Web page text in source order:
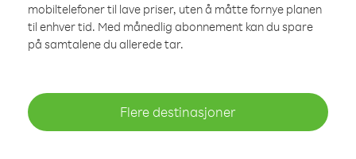
mobiltelefoner til lave priser, uten å måtte fornye planen
til enhver tid. Med månedlig abonnement kan du spare
på samtalene du allerede tar.
Flere destinasjoner